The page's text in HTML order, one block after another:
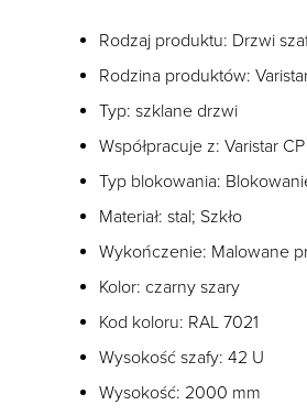
Rodzaj produktu: Drzwi
Rodzina produktów:
Typ: szklane drzwi
Współpracuje z: Varistar CP
Typ blokowania:
Materiał: stal; Szkło
Wykończenie: Malowane
Kolor: czarny szary
Kod koloru: RAL 7021
Wysokość szafy: 42 U
Wysokość: 2000 mm